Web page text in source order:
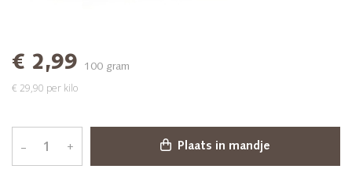
€ 2,99 100 gram
€ 29,90 per kilo
– + Plaats in mandje